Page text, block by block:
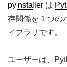
pyinstaller は
存関係を 1 つの
イブラリです。
ユーザーは、